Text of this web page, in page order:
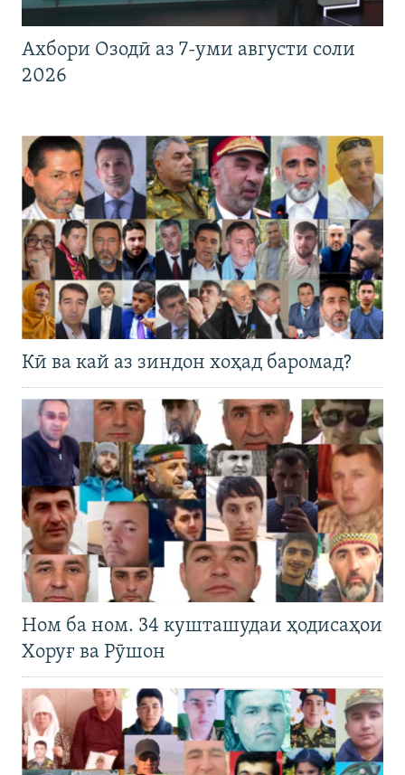
Ахбори Озодӣ аз 7-уми августи соли
2026
Кӣ ва кай аз зиндон хоҳад баромад?
Ном ба ном. 34 кушташудаи ҳодисаҳои
Хоруғ ва Рӯшон